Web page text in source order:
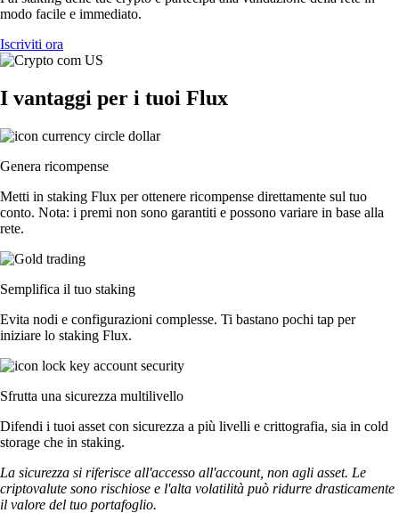
modo facile e immediato.
Iscriviti ora
I vantaggi per i tuoi Flux
Genera ricompense
Metti in staking Flux per ottenere ricompense direttamente sul tuo
conto. Nota: i premi non sono garantiti e possono variare in base alla
rete.
Semplifica il tuo staking
Evita nodi e configurazioni complesse. Ti bastano pochi tap per
iniziare lo staking Flux.
Sfrutta una sicurezza multilivello
Difendi i tuoi asset con sicurezza a più livelli e crittografia, sia in cold
storage che in staking.
La sicurezza si riferisce all'accesso all'account, non agli asset. Le
criptovalute sono rischiose e l'alta volatilità può ridurre drasticamente
il valore del tuo portafoglio.